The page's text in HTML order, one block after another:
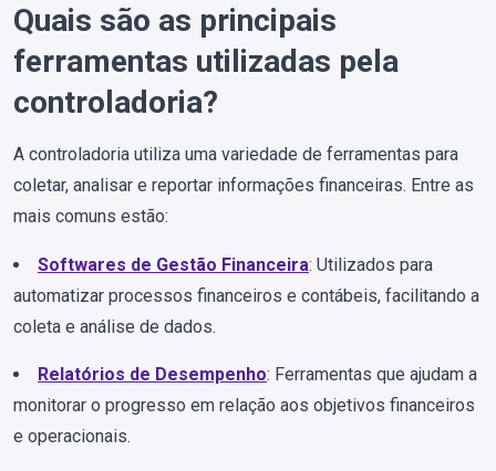
Quais são as principais
ferramentas utilizadas pela
controladoria?
A controladoria utiliza uma variedade de ferramentas para
coletar, analisar e reportar informações financeiras. Entre as
mais comuns estão:
Softwares de Gestão Financeira: Utilizados para
automatizar processos financeiros e contábeis, facilitando a
coleta e análise de dados.
Relatórios de Desempenho: Ferramentas que ajudam a
monitorar o progresso em relação aos objetivos financeiros
e operacionais.